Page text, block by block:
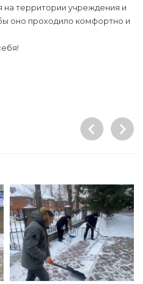
территории учреждения и
оно проходило комфортно и